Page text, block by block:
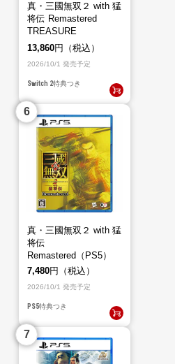
真・三國無双２ with 猛
将伝 Remastered
TREASURE
BOX（Switch2）
13,860円（税込）
2026/10/1 発売予定
Switch 2特典つき
真・三國無双２ with 猛
将伝
Remastered（PS5）
7,480円（税込）
2026/10/1 発売予定
PS5特典つき